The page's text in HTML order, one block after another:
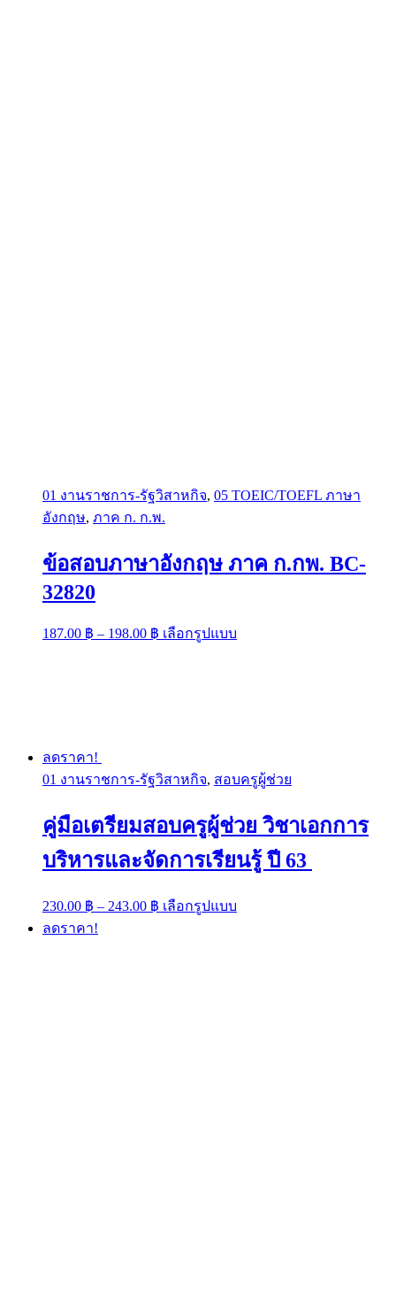
01 งานราชการ-รัฐวิสาหกิจ, 05 TOEIC/TOEFL ภาษา
อังกฤษ, ภาค ก. ก.พ.
ข้อสอบภาษาอังกฤษ ภาค ก.กพ. BC-
32820
187.00 ฿ – 198.00 ฿ Price
range:
เลือกรูปแบบ
product
chosen
on
product
page
ลดราคา!
01 งานราชการ-รัฐวิสาหกิจ, สอบครูผู้ช่วย
คู่มือเตรียมสอบครูผู้ช่วย วิชาเอกการ
บริหารและจัดการเรียนรู้ ปี 63
230.00 ฿ – 243.00 ฿ Price
range:
เลือกรูปแบบ
product
ลดราคา!